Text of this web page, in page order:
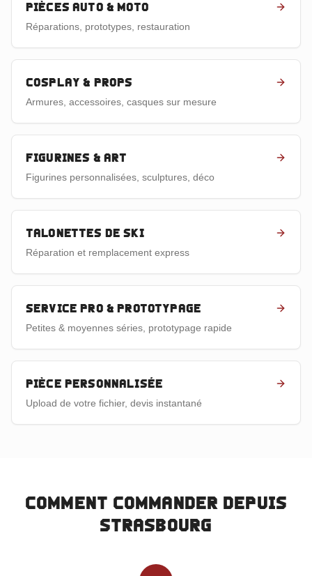
Pièces auto & moto
Réparations, prototypes, restauration
Cosplay & props
Armures, accessoires, casques sur mesure
Figurines & art
Figurines personnalisées, sculptures, déco
Talonettes de ski
Réparation et remplacement express
Service pro & prototypage
Petites & moyennes séries, prototypage rapide
Pièce personnalisée
Upload de votre fichier, devis instantané
Comment commander depuis
Strasbourg